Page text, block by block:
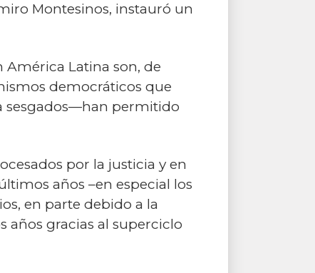
Montesinos, instauró un
Latina son, de
democráticos que
sesgados—han permitido
por la justicia y en
años –en especial los
en parte debido a la
gracias al superciclo